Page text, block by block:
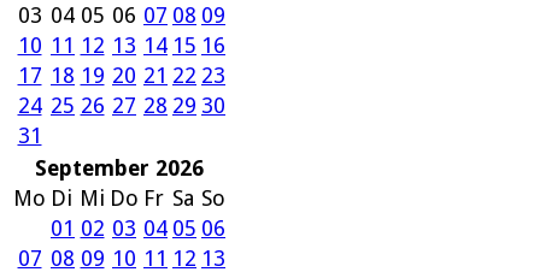
03 04 05 06 07 08 09
10 11 12 13 14 15 16
17 18 19 20 21 22 23
24 25 26 27 28 29 30
31
September 2026
Mo Di Mi Do Fr Sa So
01 02 03 04 05 06
07 08 09 10 11 12 13